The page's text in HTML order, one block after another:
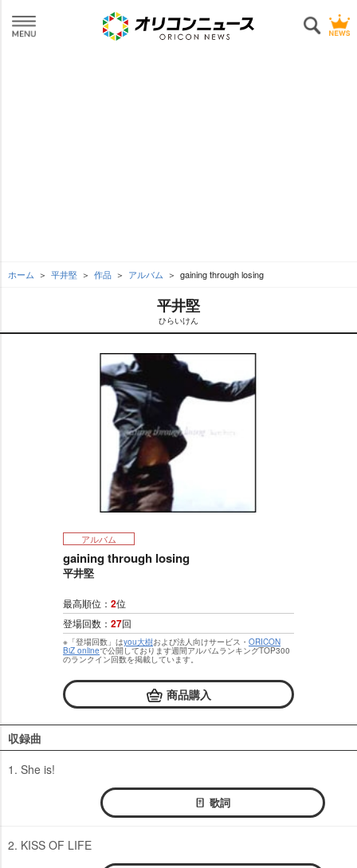
ホーム 平井堅 作品 アルバム gaining through losing
平井堅
ひらいけん
アルバム
gaining through losing
平井堅
最高順位： 2位
登場回数： 27回
※「登場回数」はyou大樹および法人向けサービス・ ORICON
BiZ onlineで公開しております週間アルバムランキングTOP300
のランクイン回数を掲載しています。
商品購入
収録曲
1. She is!
歌詞
2. KISS OF LIFE